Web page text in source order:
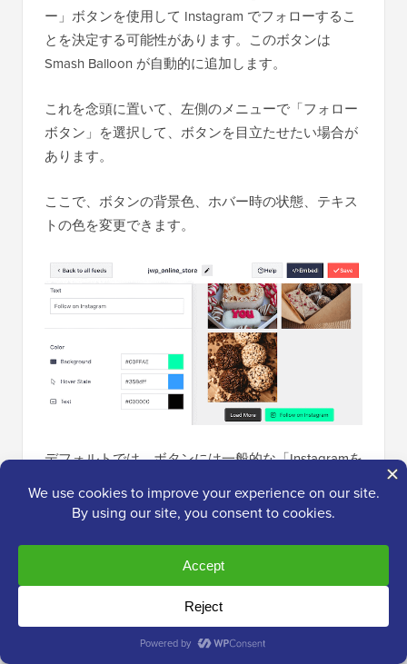
ー」ボタンを使用して Instagram でフォローするこ
とを決定する可能性があります。このボタンは
Smash Balloon が自動的に追加します。
これを念頭に置いて、左側のメニューで「フォロー
ボタン」を選択して、ボタンを目立たせたい場合が
あります。
ここで、ボタンの背景色、ホバー時の状態、テキス
トの色を変更できます。
デフォルトでは、ボタンには一般的な「Instagramを
独自のメッセージに置き換えることができます。